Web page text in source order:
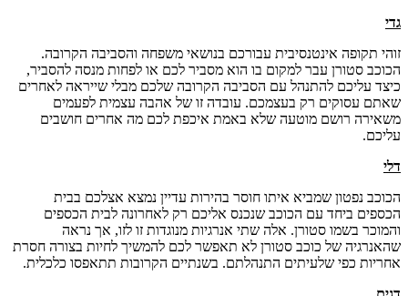
גדי
זוהי תקופה אינטנסיבית עבורכם בנושאי משפחה והסביבה הקרובה.
הכוכב סטורן עבר למקום בו הוא מסביר לכם או לפחות מנסה להסביר,
כיצד עליכם להתנהל עם הסביבה הקרובה שלכם מבלי שייראה לאחרים
שאתם עסוקים רק בעצמכם. עובדה זו של אהבה עצמית לפעמים
משאירה רושם מוטעה שלא באמת איכפת לכם מה אחרים חושבים
עליכם.
דלי
הכוכב נפטון שמביא איתו חוסר בהירות עדיין נמצא אצלכם בבית
הכספים ביחד עם הכוכב שנכנס אליכם רק לאחרונה לבית הכספים
והמוכר בשמו סטורן. אלה שתי אנרגיות מנוגדות זו לזו, אך נראה
שהאנרגיה של כוכב סטורן לא תאפשר לכם להמשיך לחיות בצורה חסרת
אחריות כפי שלעיתים התנהלתם. בשנתיים הקרובות תתאפסו כלכלית.